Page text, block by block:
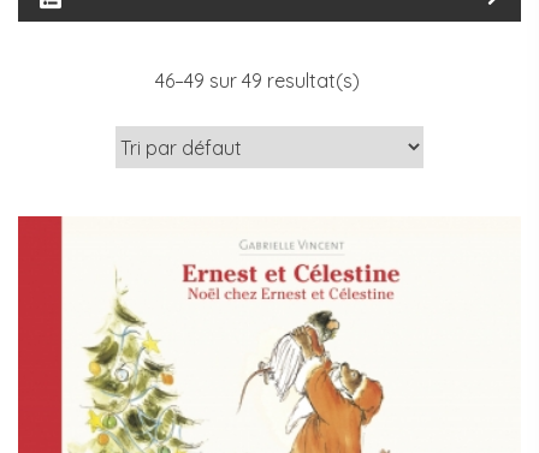
46–49 sur 49 resultat(s)